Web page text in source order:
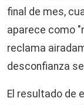
final de mes,
aparece como
reclama
desconfianza
El resultado de